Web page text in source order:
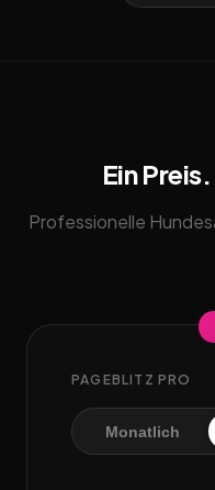
Ein
Professionelle
PAGEBLITZ PRO
Monatlich